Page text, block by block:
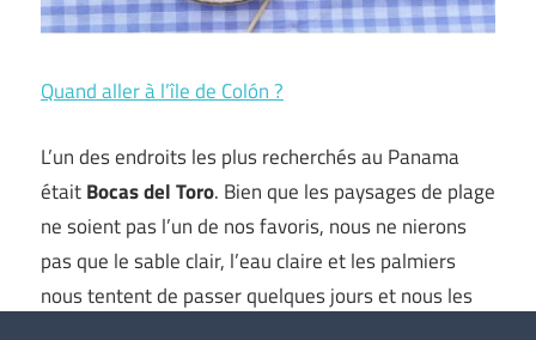
Quand aller à l’île de Colón ?
L’un des endroits les plus recherchés au Panama
étaitBocas del Toro. Bien que les paysages de plage
ne soient pas l’un de nos favoris, nous ne nierons
pas que le sable clair, l’eau claire et les palmiers
nous tentent de passer quelques jours et nous les